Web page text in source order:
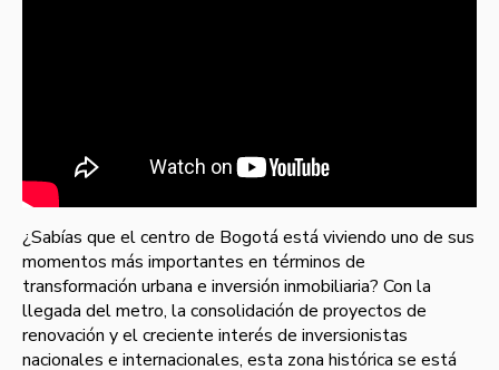
¿Sabías que el centro de Bogotá está viviendo uno de sus
momentos más importantes en términos de
transformación urbana e inversión inmobiliaria? Con la
llegada del metro, la consolidación de proyectos de
renovación y el creciente interés de inversionistas
nacionales e internacionales, esta zona histórica se está